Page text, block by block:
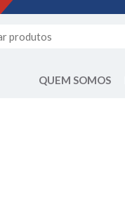
QUEM SOMOS